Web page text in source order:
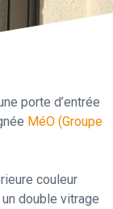
porte d’entrée
MéO (Groupe
couleur
double vitrage